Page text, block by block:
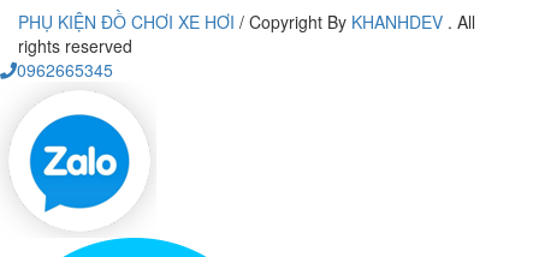
PHỤ KIỆN ĐỒ CHƠI XE HƠI / Copyright By KHANHDEV . All
rights reserved
0962665345